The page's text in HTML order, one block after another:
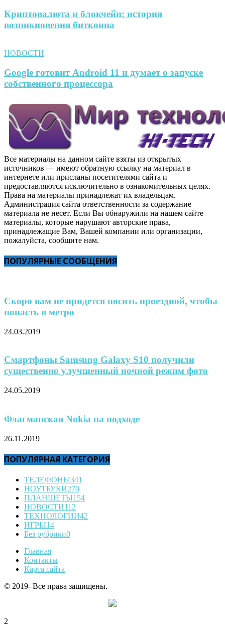
Криптовалюта и блокчейн: история
возникновения биткоина
НОВОСТИ
Google готовит Android 11 и думает о запуске
собственного процессора
Все материалы на данном сайте взяты из открытых
источников — имеют обратную ссылку на материал в
интернете или присланы посетителями сайта и
предоставляются исключительно в ознакомительных целях.
Права на материалы принадлежат их владельцам.
Администрация сайта ответственности за содержание
материала не несет. Если Вы обнаружили на нашем сайте
материалы, которые нарушают авторские права,
принадлежащие Вам, Вашей компании или организации,
пожалуйста, сообщите нам.
ПОПУЛЯРНЫЕ СООБЩЕНИЯ
Скоро вам не придется носить проездной, чтобы
попасть в метро
24.03.2019
Смартфоны Samsung Galaxy S10 получили
существенно улучшенный ночной режим фото
24.05.2019
Флагманская Nokia на подходе
26.11.2019
ПОПУЛЯРНАЯ КАТЕГОРИЯ
ТЕЛЕФОНЫ341
НОУТБУКИ270
ПЛАНШЕТЫ154
НОВОСТИ112
ТЕХНОЛОГИИ42
ИГРЫ14
Без рубрики0
Главная
Контакты
Карта сайта
© 2019- Все права защищены.
2